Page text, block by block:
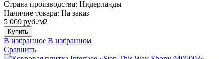
Страна производства: Нидерланды
Наличие товара: На заказ
5 069 руб./м2
Купить
В избранное В избранном
Сравнить